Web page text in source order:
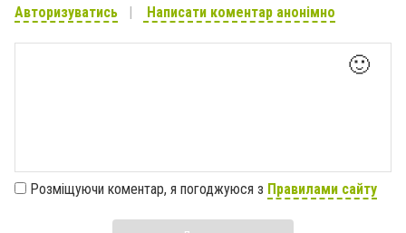
Авторизуватись Написати коментар анонімно
🙂
Розміщуючи коментар, я погоджуюся з Правилами сайту